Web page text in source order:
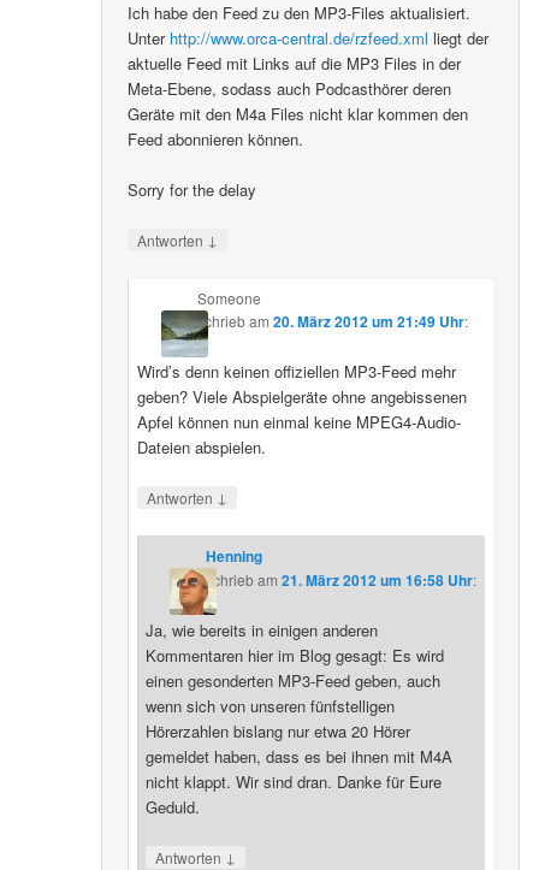
Ich habe den Feed zu den MP3-Files aktualisiert.
Unter http://www.orca-central.de/rzfeed.xml liegt der
aktuelle Feed mit Links auf die MP3 Files in der
Meta-Ebene, sodass auch Podcasthörer deren
Geräte mit den M4a Files nicht klar kommen den
Feed abonnieren können.
Sorry for the delay
Antworten ↓
Someone
schriebam 20. März 2012 um 21:49 Uhr:
Wird’s denn keinen offiziellen MP3-Feed mehr
geben? Viele Abspielgeräte ohne angebissenen
Apfel können nun einmal keine MPEG4-Audio-
Dateien abspielen.
Antworten ↓
Henning
schriebam21. März 2012 um 16:58 Uhr:
Ja, wie bereits in einigen anderen
Kommentaren hier im Blog gesagt: Es wird
einen gesonderten MP3-Feed geben, auch
wenn sich von unseren fünfstelligen
Hörerzahlen bislang nur etwa 20 Hörer
gemeldet haben, dass es bei ihnen mit M4A
nicht klappt. Wir sind dran. Danke für Eure
Geduld.
Antworten ↓